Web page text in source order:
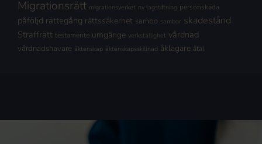
Migrationsrätt migrationsverket ny lagstiftning personskada
påföljd rättegång rättssäkerhet sambo sambor skadestånd
Straffrätt testamente umgänge verkställighet vårdnad
vårdnadshavare äktenskap äktenskapsskillnad åklagare åtal